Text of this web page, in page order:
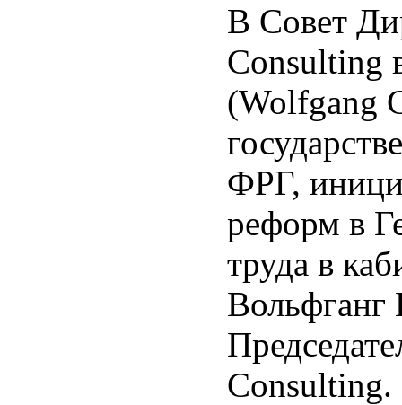
В Совет
Consulting
(Wolfgang
ФРГ,
реформ в
труда в
Вольфганг
Consulting.